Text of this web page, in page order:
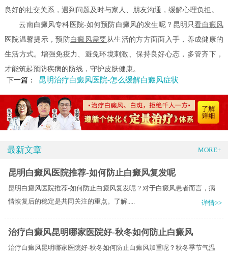
良好的社交关系，遇到问题及时与家人、朋友沟通，缓解心理负担。
云南白癜风专科医院-如何预防白癜风的发生呢？昆明只看白癜风
医院温馨提示，预防白癜风需要从生活的方方面面入手，养成健康的
生活方式。增强免疫力、避免环境刺激、保持良好心态，多管齐下，
才能筑起预防疾病的防线，守护皮肤健康。
下一篇：
昆明治疗白癜风医院-怎么缓解白癜风症状
最新文章 MORE+
昆明白癜风医院推荐-如何防止白癜风复发呢
昆明白癜风医院推荐-如何防止白癜风复发呢？对于白癜风患者而言，病
情恢复后的稳定是共同关注的重点。了解.....
详情>>
治疗白癜风昆明哪家医院好-秋冬如何防止白癜风
治疗白癜风昆明哪家医院好-秋冬如何防止白癜风加重呢？秋冬季节气温